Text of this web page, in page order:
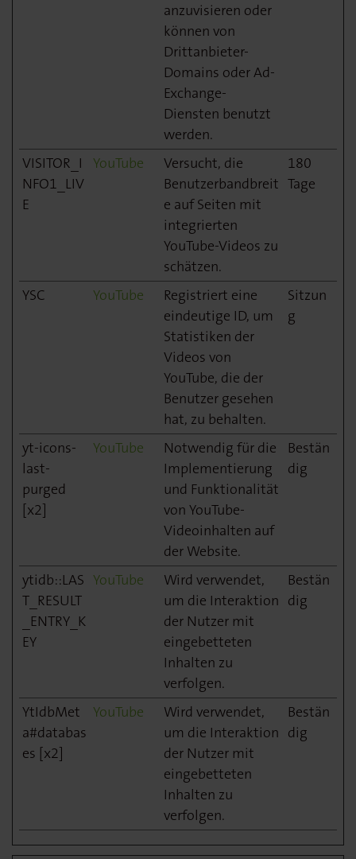
anzuvisieren oder
können von
Drittanbieter-
Domains oder Ad-
Exchange-
Diensten benutzt
werden.
VISITOR_I
NFO1_LIV
E
YouTube
Versucht, die
Benutzerbandbreit
e auf Seiten mit
integrierten
YouTube-Videos zu
schätzen.
180
Tage
YSC YouTube
Registriert eine
eindeutige ID, um
Statistiken der
Videos von
YouTube, die der
Benutzer gesehen
hat, zu behalten.
Sitzun
g
yt-icons-
last-
purged
[x2]
YouTube
Notwendig für die
Implementierung
und Funktionalität
von YouTube-
Videoinhalten auf
der Website.
Bestän
dig
ytidb::LAS
T_RESULT
_ENTRY_K
EY
YouTube
Wird verwendet,
um die Interaktion
der Nutzer mit
eingebetteten
Inhalten zu
verfolgen.
Bestän
dig
YtIdbMet
a#databas
es [x2]
YouTube
Wird verwendet,
um die Interaktion
der Nutzer mit
eingebetteten
Inhalten zu
verfolgen.
Bestän
dig